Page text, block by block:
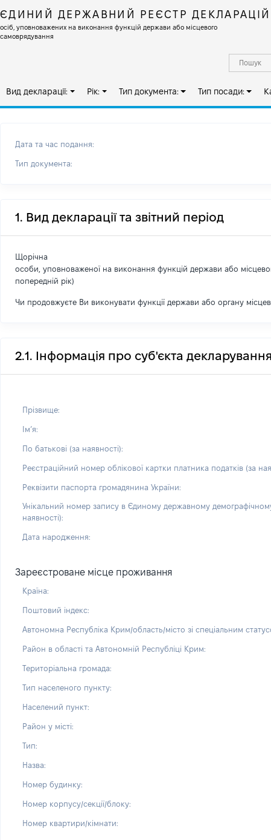
ЄДИНИЙ ДЕРЖАВНИЙ РЕЄСТР ДЕКЛАРАЦІЙ
осіб, уповноважених на виконання функцій держави або місцевого
самоврядування
Вид декларації: Рік: Тип документа: Тип посади:
Дата та час подання:
Тип документа:
1. Вид декларації та звітний період
Щорічна
особи, уповноваженої на виконання функцій держави або
попередній рік)
Чи продовжуєте Ви виконувати функції держави або органу
2.1. Інформація про суб'єкта декларування
Прізвище:
Імʼя:
По батькові (за наявності):
Реєстраційний номер облікової картки платника податків (за
Реквізити паспорта громадянина України:
Унікальний номер запису в Єдиному державному
наявності):
Дата народження:
Зареєстроване місце проживання
Країна:
Поштовий індекс:
Автономна Республіка Крим/область/місто зі спеціальним
Район в області та Автономній Республіці Крим:
Територіальна громада:
Тип населеного пункту:
Населений пункт:
Район у місті:
Тип:
Назва:
Номер будинку:
Номер корпусу/секції/блоку:
Номер квартири/кімнати: